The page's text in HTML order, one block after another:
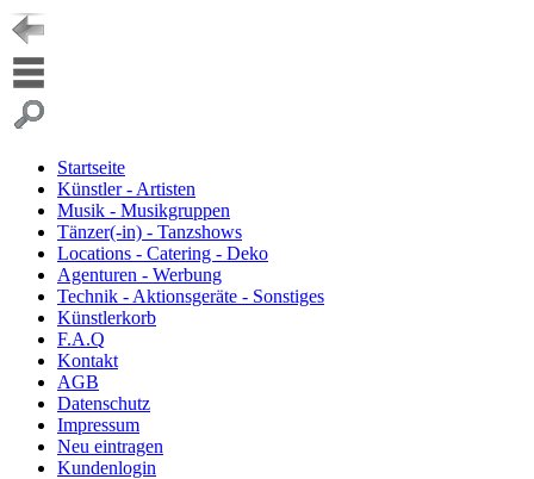
Startseite
Künstler - Artisten
Musik - Musikgruppen
Tänzer(-in) - Tanzshows
Locations - Catering - Deko
Agenturen - Werbung
Technik - Aktionsgeräte - Sonstiges
Künstlerkorb
F.A.Q
Kontakt
AGB
Datenschutz
Impressum
Neu eintragen
Kundenlogin